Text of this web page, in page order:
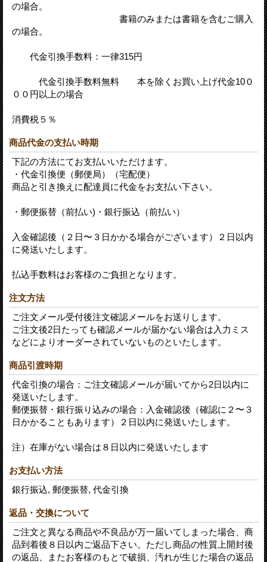
の場合。
書籍のみまたは書籍を含むご購入
の場合。
代金引換手数料：一律315円
代金引換手数料無料 本を除くお買い上げ代金10０
００円以上の場合
消費税５％
商品代金の支払い時期
下記の方法にてお支払いいただけます。
・代金引換便（郵便局）（宅配便）
商品と引き換えに配達員に代金をお支払い下さい。
・郵便振替（前払い)・銀行振込（前払い）
入金確認後（２日〜３日かかる場合がございます）２日以内
に発送いたします。
払込手数料はお客様のご負担となります。
注文方法
ご注文メール受付後注文確認メールをお送りします。
ご注文後2日たっても確認メールが届かない場合は入力ミス
などによりオーダーされていないものといたします。
商品引渡時期
代金引換の場合：ご注文確認メールが届いてから2日以内に
発送いたします。
郵便振替・銀行振り込みの場合：入金確認後（確認に２〜３
日かかることもあります）２日以内に発送いたします。
注）在庫がない場合は８日以内に発送いたします
お支払い方法
銀行振込, 郵便振替, 代金引換
返品・交換について
ご注文と異なる商品や不良品が万一届いてしまった場合、商
品到着後８日以内ご返品下さい。ただし商品の性質上開封後
の返品、またお客様のもとで破損、汚れが生じた場合の返品